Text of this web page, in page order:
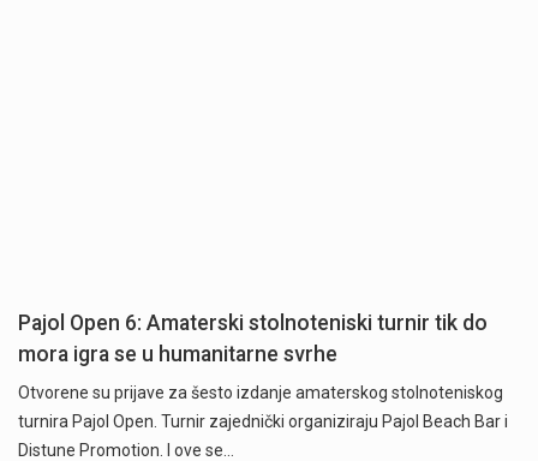
Pajol Open 6: Amaterski stolnoteniski turnir tik do
mora igra se u humanitarne svrhe
Otvorene su prijave za šesto izdanje amaterskog stolnoteniskog
turnira Pajol Open. Turnir zajednički organiziraju Pajol Beach Bar i
Distune Promotion. I ove se…